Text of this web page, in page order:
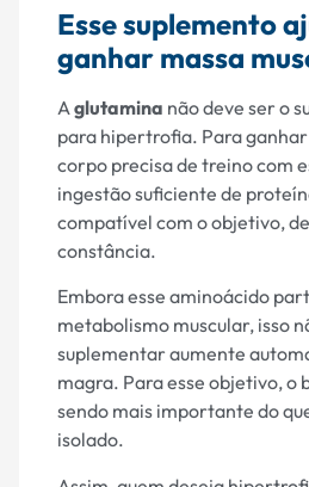
Esse suplemento
ganhar massa
A glutamina não deve ser o
para hipertrofia. Para ganhar
corpo precisa de treino com
ingestão suficiente de
compatível com o objetivo,
constância.
Embora esse aminoácido
metabolismo muscular, isso
suplementar aumente
magra. Para esse objetivo, o
sendo mais importante do
isolado.